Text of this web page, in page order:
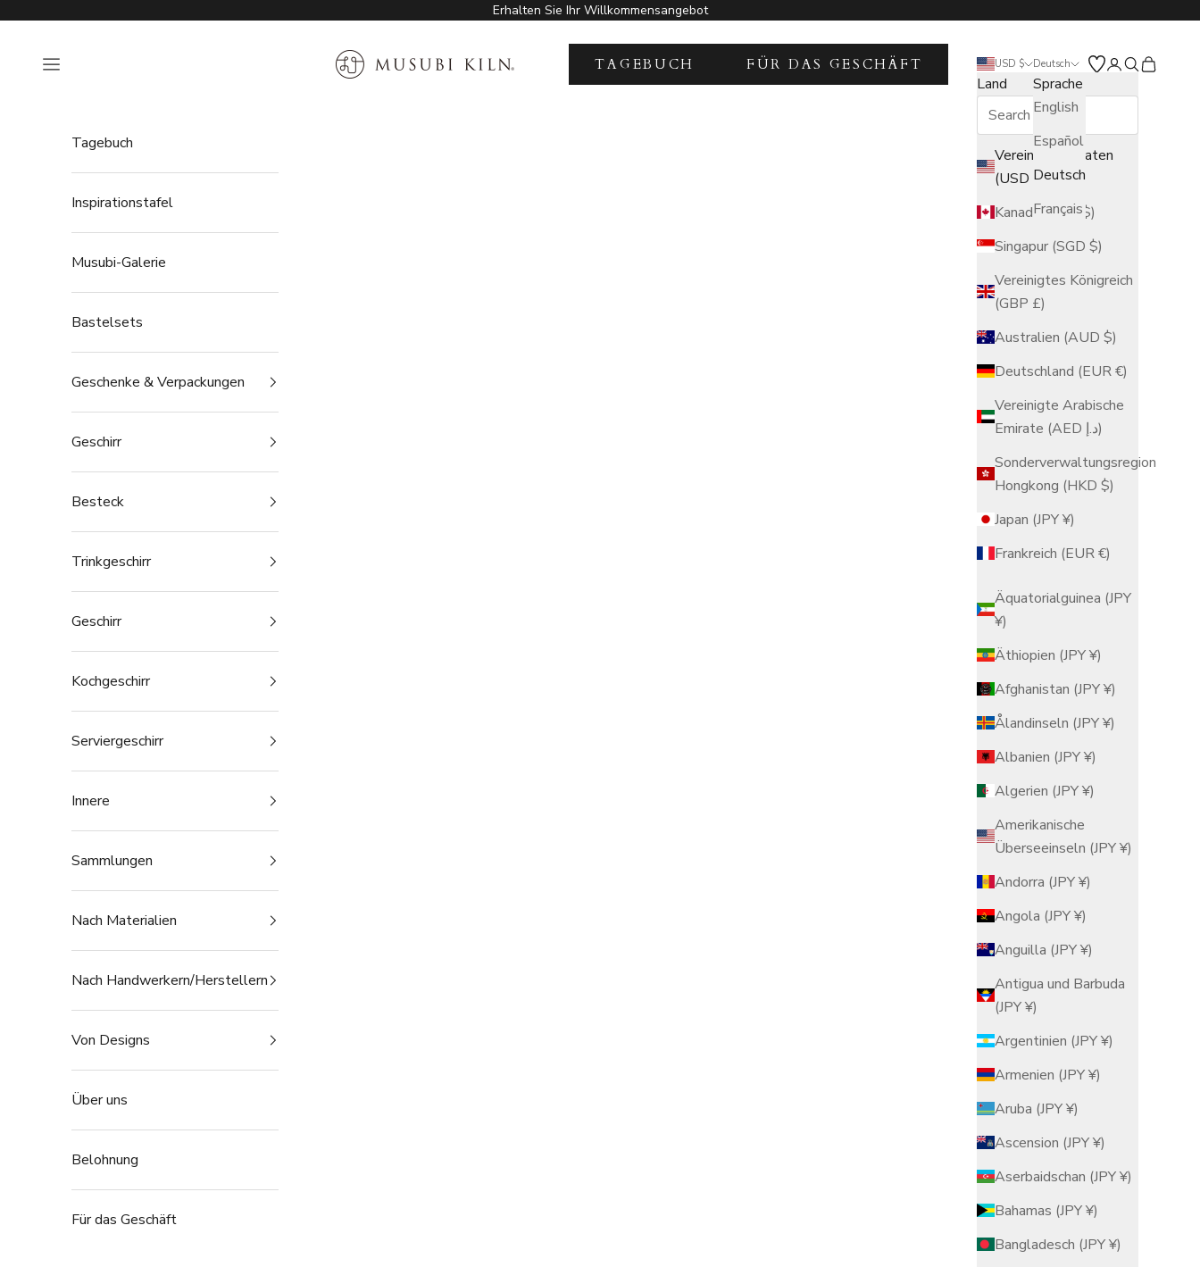
Erhalten Sie Ihr Willkommensangebot
MUSUBI KILN
Navigationsmenü öffnen USD $
Land
Vereinigte Staaten
(USD $)
Kanada (CAD $)
Singapur (SGD $)
Vereinigtes Königreich
(GBP £)
Australien (AUD $)
Deutschland (EUR €)
Vereinigte Arabische
Emirate (AED د.إ)
Sonderverwaltungsregion
Hongkong (HKD $)
Japan (JPY ¥)
Frankreich (EUR €)
Äquatorialguinea (JPY
¥)
Äthiopien (JPY ¥)
Afghanistan (JPY ¥)
Ålandinseln (JPY ¥)
Albanien (JPY ¥)
Algerien (JPY ¥)
Amerikanische
Überseeinseln (JPY ¥)
Andorra (JPY ¥)
Angola (JPY ¥)
Anguilla (JPY ¥)
Antigua und Barbuda
(JPY ¥)
Argentinien (JPY ¥)
Armenien (JPY ¥)
Aruba (JPY ¥)
Ascension (JPY ¥)
Aserbaidschan (JPY ¥)
Bahamas (JPY ¥)
Bangladesch (JPY ¥)
Deutsch
Sprache
English
Español
Deutsch
Français
Suche
TAGEBUCH FÜR DAS GESCHÄFT
Tagebuch
Inspirationstafel
Musubi-Galerie
Bastelsets
Geschenke & Verpackungen
Geschirr
Besteck
Trinkgeschirr
Geschirr
Kochgeschirr
Serviergeschirr
Innere
Sammlungen
Nach Materialien
Nach Handwerkern/Herstellern
Von Designs
Über uns
Belohnung
Für das Geschäft